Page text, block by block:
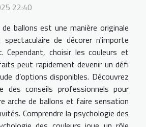
22:40
de ballons est une manière originale
de décorer n'importe
Cependant, choisir les couleurs et
peut rapidement devenir un défi
d’options disponibles. Découvrez
des conseils professionnels pour
arche de ballons et faire sensation
Comprendre la psychologie des